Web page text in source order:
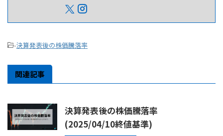
-決算発表後の株価騰落率
関連記事
決算発表後の株価騰落率
(2025/04/10終値基準)